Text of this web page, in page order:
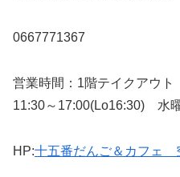
0667771367
営業時間：1階テイクアウ
11:30～17:00(Lo16:30) 水
HP:十五番だんご＆カフェ